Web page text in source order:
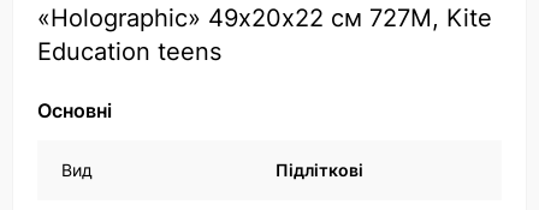
«Holographic» 49х20х22 см 727M, Kite
Education teens
Основні
Вид Підліткові